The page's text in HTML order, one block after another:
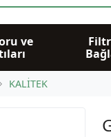
ve
KALİTEK